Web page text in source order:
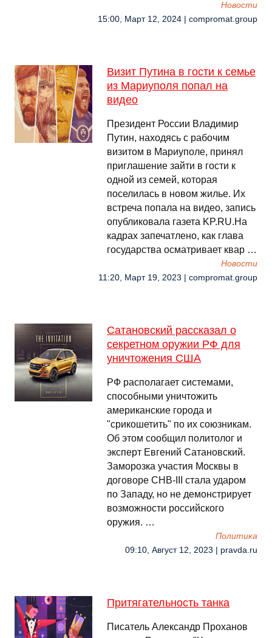
Новости
15:00, Март 12, 2024 | compromat.group
Визит Путина в гости к семье
из Мариуполя попал на
видео
Президент России Владимир
Путин, находясь с рабочим
визитом в Мариуполе, принял
приглашение зайти в гости к
одной из семей, которая
поселилась в новом жилье. Их
встреча попала на видео, запись
опубликовала газета KP.RU.На
кадрах запечатлено, как глава
государства осматривает квар …
Новости
11:20, Март 19, 2023 | compromat.group
Сатановский рассказал о
секретном оружии РФ для
уничтожения США
РФ располагает системами,
способными уничтожить
американские города и
"срикошетить" по их союзникам.
Об этом сообщил политолог и
эксперт Евгений Сатановский.
Заморозка участия Москвы в
договоре СНВ-III стала ударом
по Западу, но не демонстрирует
возможности российского
оружия. …
Политика
09:10, Август 12, 2023 | pravda.ru
Притягательность танка
Писатель Александр Проханов